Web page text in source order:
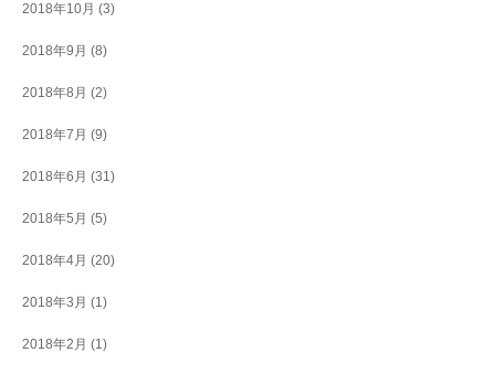
2018年10月 (3)
2018年9月 (8)
2018年8月 (2)
2018年7月 (9)
2018年6月 (31)
2018年5月 (5)
2018年4月 (20)
2018年3月 (1)
2018年2月 (1)